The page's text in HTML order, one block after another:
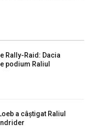
Rally-Raid: Dacia
podium Raliul
a câștigat Raliul